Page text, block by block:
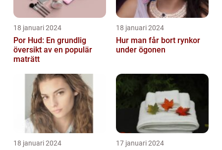
18 januari 2024
Por Hud: En grundlig
översikt av en populär
maträtt
18 januari 2024
Hur man får bort rynkor
under ögonen
18 januari 2024 17 januari 2024